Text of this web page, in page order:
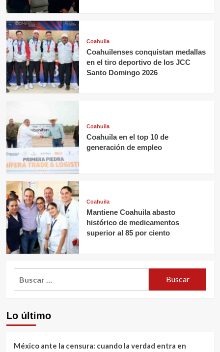
Coahuila
Coahuilenses conquistan medallas
en el tiro deportivo de los JCC
Santo Domingo 2026
Coahuila
Coahuila en el top 10 de
generación de empleo
Coahuila
Mantiene Coahuila abasto
histórico de medicamentos
superior al 85 por ciento
Lo último
México ante la censura: cuando la verdad entra en